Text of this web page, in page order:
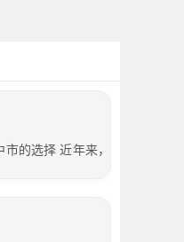
的选择 近年来，